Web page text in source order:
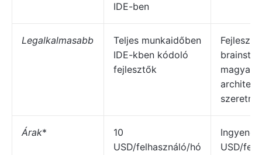
IDE-ben
Legalkalmasabb
Teljes munkaidőben
IDE-kben kódoló
fejlesztők
Árak*
10
USD/felhasználó/hó
USD/